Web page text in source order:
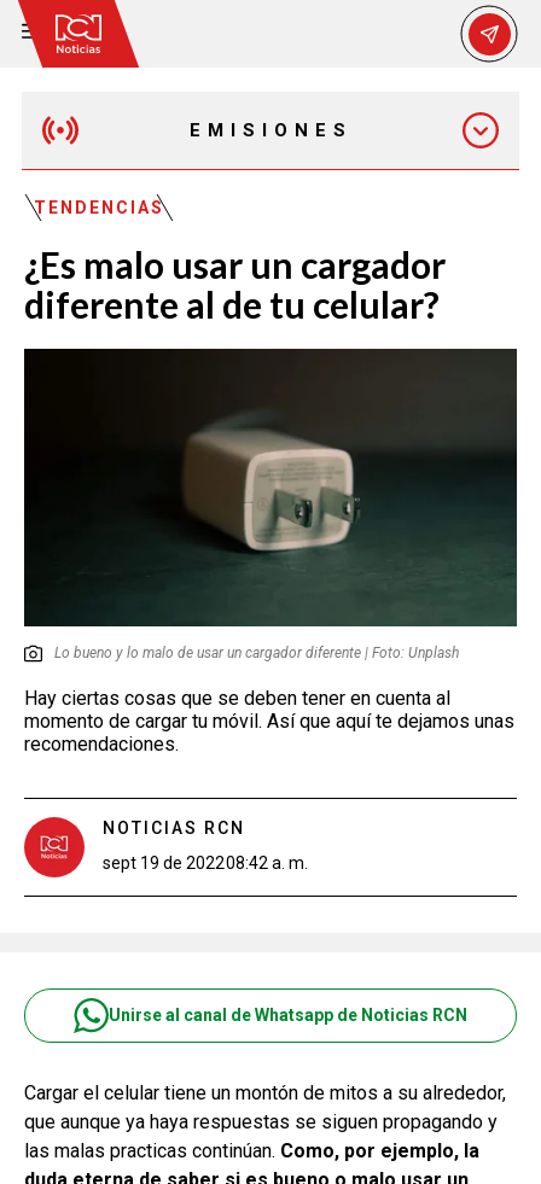
EMISIONES
EMISIÓN 12:30 PM
EMISIÓN 11:30 PM
TENDENCIAS
¿Es malo usar un cargador
diferente al de tu celular?
Lo bueno y lo malo de usar un cargador diferente | Foto: Unplash
Hay ciertas cosas que se deben tener en cuenta al
momento de cargar tu móvil. Así que aquí te dejamos unas
recomendaciones.
NOTICIAS RCN
sept 19 de 202208:42 a. m.
Unirse al canal de Whatsapp de Noticias RCN
Cargar el celular tiene un montón de mitos a su alrededor,
que aunque ya haya respuestas se siguen propagando y
las malas practicas continúan. Como, por ejemplo, la
duda eterna de saber si es bueno o malo usar un